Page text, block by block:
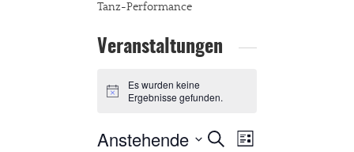
Tanz-Performance
Veranstaltungen
Hinweis
Es wurden keine
Ergebnisse gefunden.
Veranstaltungen
Suche
Veranstaltung
Liste
Anstehende